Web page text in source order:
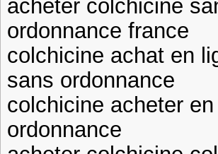
acheter colchicine
ordonnance france
colchicine achat en
sans ordonnance
colchicine acheter
ordonnance